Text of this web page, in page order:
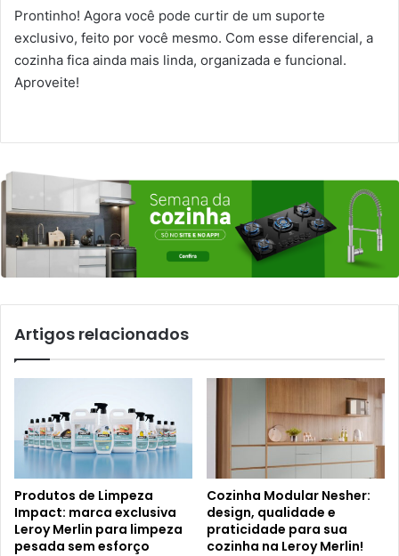
Prontinho! Agora você pode curtir de um suporte
exclusivo, feito por você mesmo. Com esse diferencial, a
cozinha fica ainda mais linda, organizada e funcional.
Aproveite!
Artigos relacionados
Produtos de Limpeza
Impact: marca exclusiva
Leroy Merlin para limpeza
pesada sem esforço
Cozinha Modular Nesher:
design, qualidade e
praticidade para sua
cozinha na Leroy Merlin!